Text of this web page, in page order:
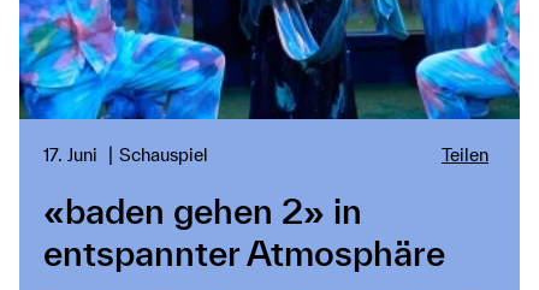
17. Juni Schauspiel Teilen
«baden gehen 2» in
entspannter Atmosphäre